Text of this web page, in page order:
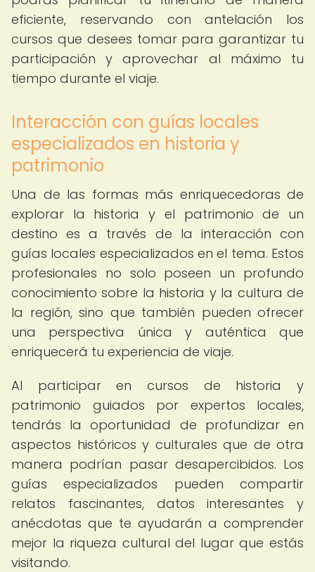
eficiente, reservando con antelación los
cursos que desees tomar para garantizar tu
participación y aprovechar al máximo tu
tiempo durante el viaje.
Interacción con guías locales
especializados en historia y
patrimonio
Una de las formas más enriquecedoras de
explorar la historia y el patrimonio de un
destino es a través de la interacción con
guías locales especializados en el tema. Estos
profesionales no solo poseen un profundo
conocimiento sobre la historia y la cultura de
la región, sino que también pueden ofrecer
una perspectiva única y auténtica que
enriquecerá tu experiencia de viaje.
Al participar en cursos de historia y
patrimonio guiados por expertos locales,
tendrás la oportunidad de profundizar en
aspectos históricos y culturales que de otra
manera podrían pasar desapercibidos. Los
guías especializados pueden compartir
relatos fascinantes, datos interesantes y
anécdotas que te ayudarán a comprender
mejor la riqueza cultural del lugar que estás
visitando.